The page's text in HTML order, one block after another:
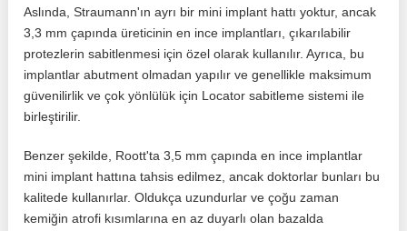
Aslında, Straumann'ın ayrı bir mini implant hattı yoktur, ancak
3,3 mm çapında üreticinin en ince implantları, çıkarılabilir
protezlerin sabitlenmesi için özel olarak kullanılır. Ayrıca, bu
implantlar abutment olmadan yapılır ve genellikle maksimum
güvenilirlik ve çok yönlülük için Locator sabitleme sistemi ile
birleştirilir.
Benzer şekilde, Roott'ta 3,5 mm çapında en ince implantlar
mini implant hattına tahsis edilmez, ancak doktorlar bunları bu
kalitede kullanırlar. Oldukça uzundurlar ve çoğu zaman
kemiğin atrofi kısımlarına en az duyarlı olan bazalda